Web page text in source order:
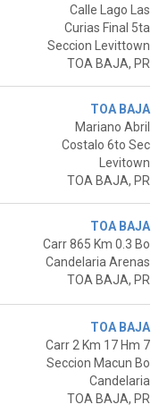
Calle Lago Las
Curias Final 5ta
Seccion Levittown
TOA BAJA, PR
TOA BAJA
Mariano Abril
Costalo 6to Sec
Levitown
TOA BAJA, PR
TOA BAJA
Carr 865 Km 0.3 Bo
Candelaria Arenas
TOA BAJA, PR
TOA BAJA
Carr 2 Km 17 Hm 7
Seccion Macun Bo
Candelaria
TOA BAJA, PR